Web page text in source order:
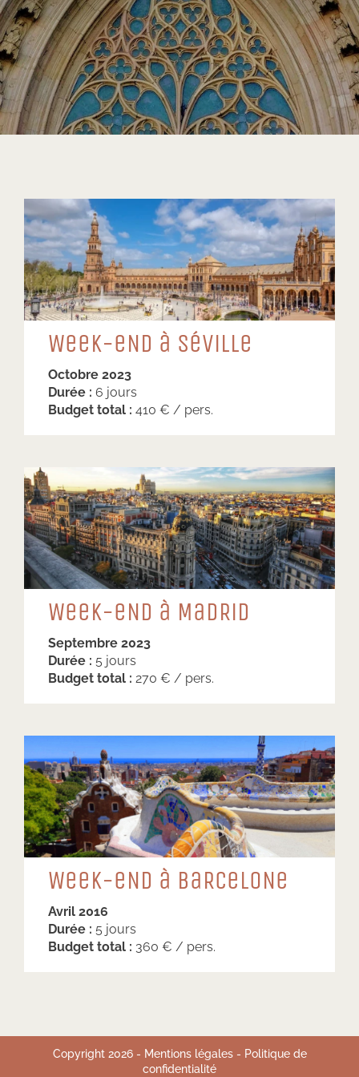
WeeK-eND à SéViLLe
Octobre 2023
Durée : 6 jours
Budget total : 410 € / pers.
WeeK-eND à MaDRiD
Septembre 2023
Durée : 5 jours
Budget total : 270 € / pers.
WeeK-eND à BaRCeLoNe
Avril 2016
Durée : 5 jours
Budget total : 360 € / pers.
Copyright 2026- Mentions légales- Politique de
confidentialité